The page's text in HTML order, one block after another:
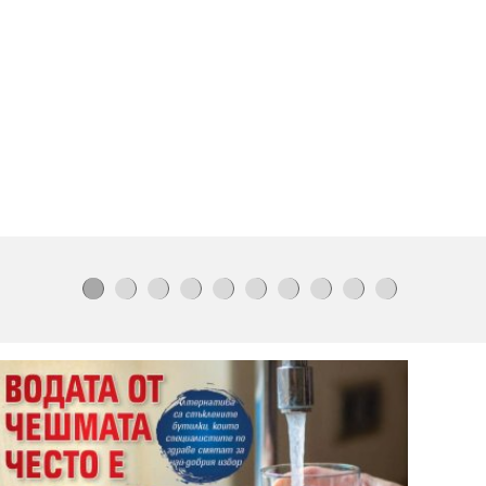
почнаха да намаляват
Властта предлагаметодика за
определяне насправедлива
стойност наосновните
храни
София взима 367 милиона евро